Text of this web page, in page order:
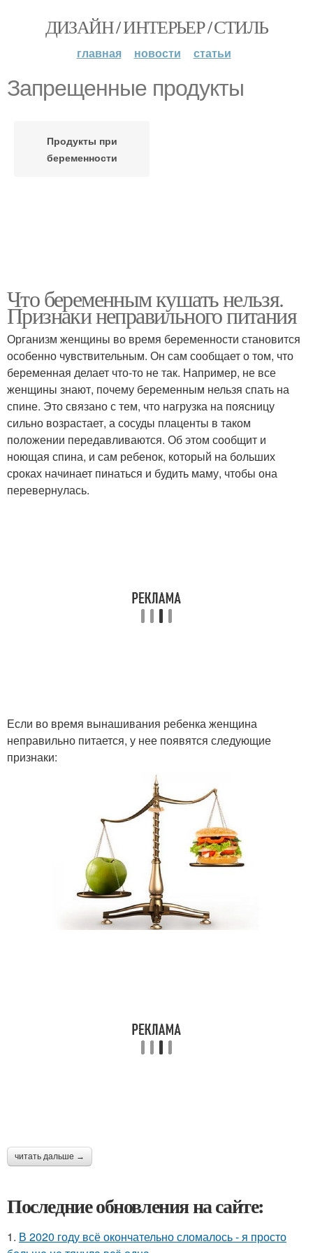
ДИЗАЙН / ИНТЕРЬЕР / СТИЛЬ
главная новости статьи
Запрещенные продукты
Продукты при
беременности
Что беременным кушать нельзя.
Признаки неправильного питания
Организм женщины во время беременности становится
особенно чувствительным. Он сам сообщает о том, что
беременная делает что-то не так. Например, не все
женщины знают, почему беременным нельзя спать на
спине. Это связано с тем, что нагрузка на поясницу
сильно возрастает, а сосуды плаценты в таком
положении передавливаются. Об этом сообщит и
ноющая спина, и сам ребенок, который на больших
сроках начинает пинаться и будить маму, чтобы она
перевернулась.
Если во время вынашивания ребенка женщина
неправильно питается, у нее появятся следующие
признаки:
читать дальше →
Последние обновления на сайте:
1. В 2020 году всё окончательно сломалось - я просто